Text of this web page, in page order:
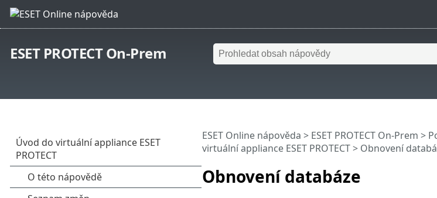
ESET PROTECT On-Prem
Obnovení databáze
ESET Online nápověda > ESET PROTECT On-Prem >
virtuální appliance ESET PROTECT> Obnovení